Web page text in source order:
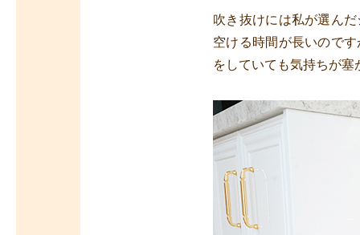
吹き抜けには私が選ん
空ける時間が長いので
をしていても気持ちが